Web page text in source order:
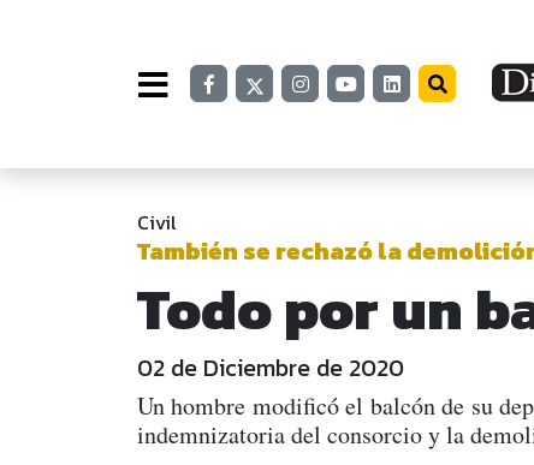
Civil
También se rechazó la
Todo por un
02 de Diciembre de 2020
Un hombre modificó el balcón de su
indemnizatoria del consorcio y la